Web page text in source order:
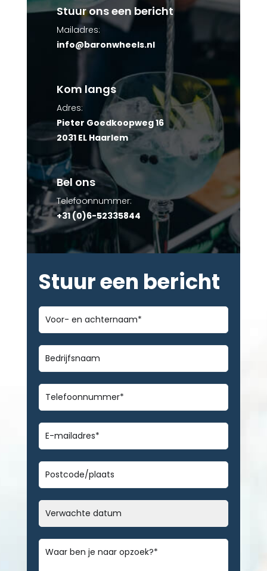
Stuur ons een bericht
Mailadres:
info@baronwheels.nl
Kom langs
Adres:
Pieter Goedkoopweg 16
2031 EL Haarlem
Bel ons
Telefoonnummer:
+31 (0)6-52335844
Stuur een bericht
Voor-
en
achternaam*
Bedrijfsnaam
Telefoonnummer*
E-
mailadres*
Geen
titel
Datum
MM
DD
Bericht*